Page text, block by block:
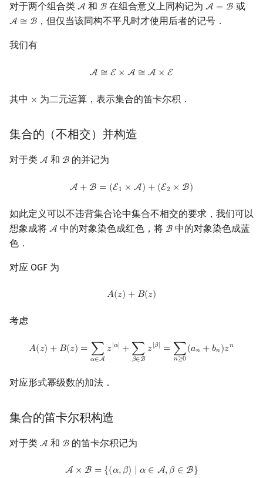
Main–Lorentz 算法
数论分块
狄利克雷卷积
杜教筛
Powerful Number 筛
Min_25 筛
类欧几里德算法
Meissel–Lehmer 算法
析合树
PQ 树
霍夫曼树
弦图
图的着色
图的匹配
Prüfer 序列
矩阵树定理
最大团搜索算法
支配树
对于两个组合类 A
A 和 B
B 在组合意义上同构记为A = B
A= B 或
A ≅ B
A≅B ，但仅当该同构不平凡时才使用后者的记号．
我们有
A ≅ E × A ≅ A × E
A≅ E A≅A ×E
其中 ×
× 为二元运算，表示集合的笛卡尔积．
集合的（不相交）并构造
对于类 A
A 和 B
B 的并记为
A +B = (E1 × A) + (E2 × B)
A +B =(E 1× )+( E2 ×B)
如此定义可以不违背集合论中集合不相交的要求，我们可以
想象成将 A
A 中的对象染色成红色，将 B
B 中的对象染色成蓝
色．
对应 OGF 为
𝐴(𝑧) + 𝐵(𝑧)
A(z )+B(z)
考虑
𝐴(𝑧) + 𝐵(𝑧) = ∑
𝛼∈A
𝑧|𝛼| + ∑
𝛽∈B
𝑧|𝛽| = ∑
𝑛≥0
(𝑎𝑛 +𝑏𝑛)𝑧𝑛
A(z )+B(z)=∑ α∈Az| α|+ ∑β ∈Bz |β| =∑ n≥0(an +b n) zn
对应形式幂级数的加法．
集合的笛卡尔积构造
对于类 A
A 和 B
B 的笛卡尔积记为
A × B = {(𝛼,𝛽) ∣ 𝛼 ∈ A,𝛽 ∈ B}
A ×B ={(α β)∣ α ∈ A,β ∈ B}